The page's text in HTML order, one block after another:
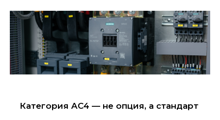
Категория AC4 — не опция, а стандарт